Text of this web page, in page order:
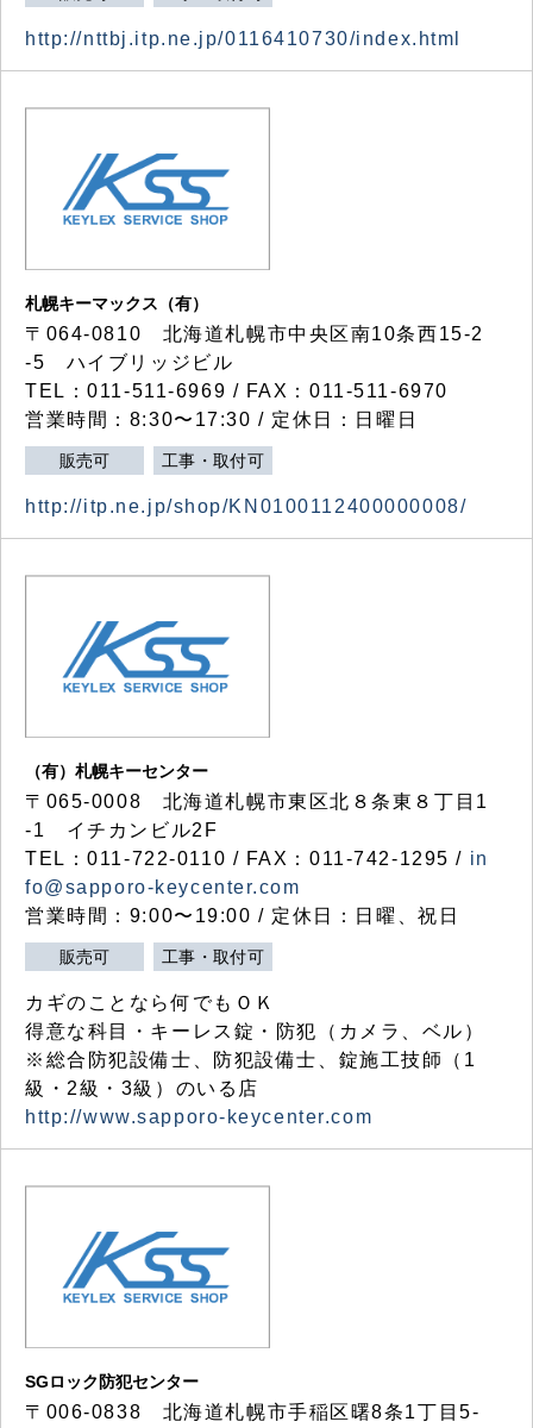
http://nttbj.itp.ne.jp/0116410730/index.html
札幌キーマックス（有）
〒064-0810 北海道札幌市中央区南10条西15-2
-5 ハイブリッジビル
TEL：011-511-6969 / FAX：011-511-6970
営業時間：8:30〜17:30 / 定休日：日曜日
販売可 工事・取付可
http://itp.ne.jp/shop/KN0100112400000008/
（有）札幌キーセンター
〒065-0008 北海道札幌市東区北８条東８丁目1
-1 イチカンビル2F
TEL：011-722-0110 / FAX：011-742-1295 / in
fo@sapporo-keycenter.com
営業時間：9:00〜19:00 / 定休日：日曜、祝日
販売可 工事・取付可
カギのことなら何でもＯＫ
得意な科目・キーレス錠・防犯（カメラ、ベル）
※総合防犯設備士、防犯設備士、錠施工技師（1
級・2級・3級）のいる店
http://www.sapporo-keycenter.com
SGロック防犯センター
〒006-0838 北海道札幌市手稲区曙8条1丁目5-